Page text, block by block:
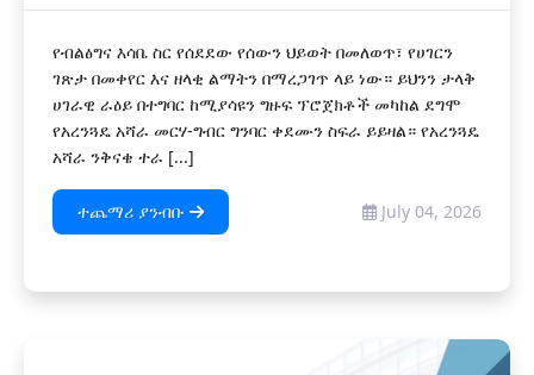
የብልፅግና እሳቤ ስር የሰደደው የሰውን ህይወት በመለወጥ፣ የሀገርን
ገጽታ በመቀየር እና ዘላቂ ልማትን በማረጋገጥ ላይ ነው። ይህንን ታላቅ
ሀገራዊ ራዕይ በተግባር ከሚያሳዩን ግዙፍ ፕሮጀክቶች መካከል ደግሞ
የአረንጓዴ አሻራ መርሃ-ግብር ግንባር ቀደሙን ስፍራ ይይዛል። የአረንጓዴ
አሻራ ንቅናቄ ተራ [...]
ተጨማሪ ያንብቡ July 04, 2026